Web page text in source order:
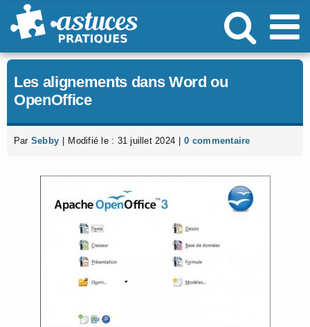
Passer
au
Les alignements dans Word ou
OpenOffice
Par Sebby Modifié le : 31 juillet 2024 0 commentaire